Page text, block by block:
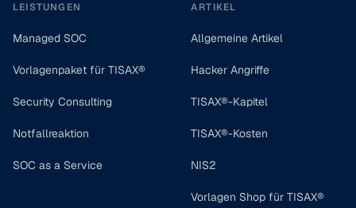
LEISTUNGEN
Managed SOC
Vorlagenpaket für TISAX®
Security Consulting
Notfallreaktion
SOC as a Service
ARTIKEL
Allgemeine Artikel
Hacker Angriffe
TISAX®-Kapitel
TISAX®-Kosten
NIS2
Vorlagen Shop für TISAX®